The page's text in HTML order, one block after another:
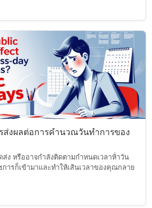
ส่งผลต่อการคำนวณวันทำการของ
ง หรืออาจกำลังติดตามกำหนดเวลาห้่าวัน
ารก็เข้ามาและทำให้เส้นเวลาของคุณกลาย